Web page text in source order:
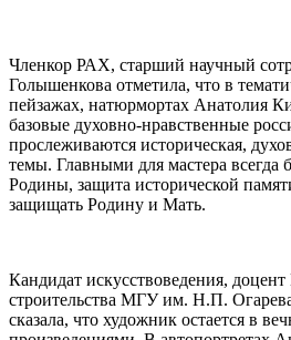
Членкор РАХ, старший научный
Голышенкова отметила, что в
пейзажах, натюрмортах Анатолия
базовые духовно-нравственные
прослеживаются историческая,
темы. Главными для мастера
Родины, защита исторической
защищать Родину и Мать.
Кандидат искусствоведения,
строительства МГУ им. Н.П.
сказала, что художник остается в